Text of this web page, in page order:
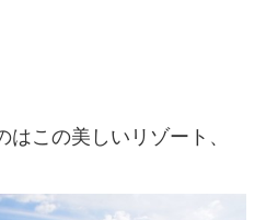
この美しいリゾート、